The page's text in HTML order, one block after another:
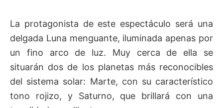
La protagonista de este espectáculo será una
delgada Luna menguante, iluminada apenas por
un fino arco de luz. Muy cerca de ella se
situarán dos de los planetas más reconocibles
del sistema solar: Marte, con su característico
tono rojizo, y Saturno, que brillará con una